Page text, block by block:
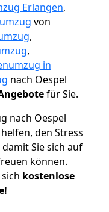
Erlangen,
von
,
,
in
nach Oespel
für Sie.
nach Oespel
den Stress
Sie sich auf
können.
kostenlose